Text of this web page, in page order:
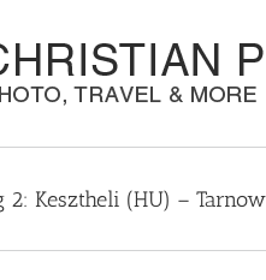
2: Kesztheli (HU) –